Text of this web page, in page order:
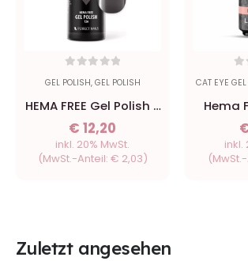
GEL POLISH, GEL POLISH
HEMA FREE Gel Polish -
126 Ristretto - 8ml
€ 12,20
inkl. 20% MwSt.
(MwSt.-Anteil: € 2,03)
CAT EYE
Hema
Lack
-
inkl.
Zuletzt angesehen